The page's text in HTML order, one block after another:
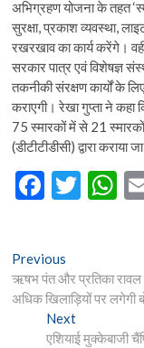
अभिग्रहण योजना के तहत
सुरक्षा, प्रकाश व्यवस्था,
रखरखाव का कार्य करेंगे।
सरकार पात्र एवं विशेषज्ञ
तकनीकी संरक्षण कार्यों के
कराएगी। रेखा गुप्ता ने कहा
75 स्मारकों में से 21
(डीटीटीडीसी) द्वारा कराया
F
b
o
o
T
er s
A
p
Post
navigation
Previous
post:
ऋषभ पंत और प्रतिका
अधिक खिलाड़ियों पर लगेगी
NextNext
post:
एशियाई मुक्केबाजी